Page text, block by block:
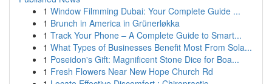
1 Window Filmming Dubai: Your Complete Guide ...
1 Brunch in America in Grünerløkka
1 Track Your Phone – A Complete Guide to Smart...
1 What Types of Businesses Benefit Most From Sola...
1 Poseidon's Gift: Magnificent Stone Dice for Boa...
1 Fresh Flowers Near New Hope Church Rd